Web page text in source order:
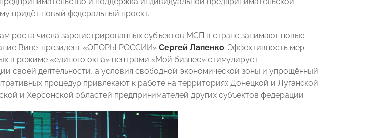
придёт новый федеральный проект.
роста числа зарегистрированных субъектов МСП в стране занимают новые
Вице-президент «ОПОРЫ РОССИИ» Сергей Лапенко. Эффективность мер
в режиме «единого окна» центрами «Мой бизнес» стимулирует
своей деятельности, а условия свободной экономической зоны и упрощённый
процедур привлекают к работе на территориях Донецкой и Луганской
и Херсонской областей предпринимателей других субъектов федерации.